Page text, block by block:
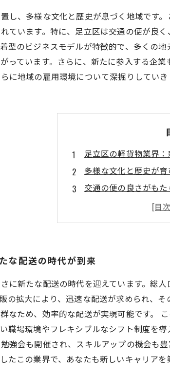
し、多様な文化と歴史が息づく地域です
ています。特に、足立区は交通の便が良
型のビジネスモデルが特徴的で、多くの
っています。さらに、新たに参入する企
に地域の雇用環境について深掘りしていき
足立区の軽貨物業界
多様な文化と歴史が
交通の便の良さがも
地域密着型ビジネス
新たな企業の参入が
な配送の時代が到来
に新たな配送の時代を迎えています。総
の拡大により、迅速な配送が求められ、
なため、効率的な配送が実現可能です。
職場環境やフレキシブルなシフト制度を
強会も開催され、スキルアップの機会も
たこの業界で、あなたも新しいキャリアを